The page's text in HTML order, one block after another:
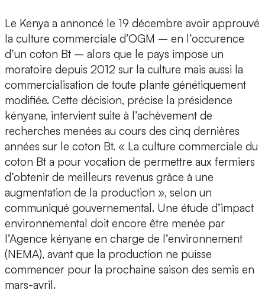
Le Kenya a annoncé le 19 décembre avoir approuvé
la culture commerciale d’OGM – en l’occurence
d’un coton Bt – alors que le pays impose un
moratoire depuis 2012 sur la culture mais aussi la
commercialisation de toute plante génétiquement
modifiée. Cette décision, précise la présidence
kényane, intervient suite à l’achèvement de
recherches menées au cours des cinq dernières
années sur le coton Bt. « La culture commerciale du
coton Bt a pour vocation de permettre aux fermiers
d’obtenir de meilleurs revenus grâce à une
augmentation de la production », selon un
communiqué gouvernemental. Une étude d’impact
environnemental doit encore être menée par
l’Agence kényane en charge de l’environnement
(NEMA), avant que la production ne puisse
commencer pour la prochaine saison des semis en
mars-avril.